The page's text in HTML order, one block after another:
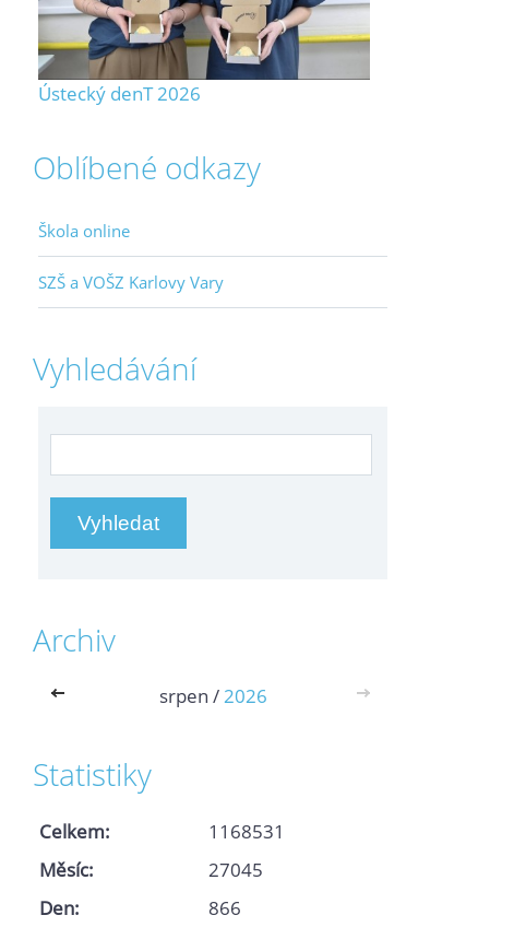
Ústecký denT 2026
Oblíbené odkazy
Škola online
SZŠ a VOŠZ Karlovy Vary
Vyhledávání
Archiv
<< srpen /2026 >>
Statistiky
Celkem:
1168531
Měsíc:
27045
Den:
866